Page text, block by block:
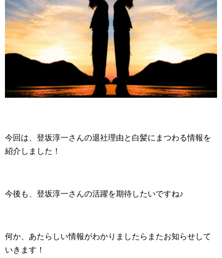
今回は、登坂淳一さんの退社理由と白髪にまつわる情報を
紹介しました！
今後も、登坂淳一さんの活躍を期待したいですね♪
何か、あたらしい情報がわかりましたらまたお知らせして
いきます！